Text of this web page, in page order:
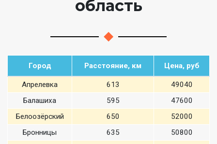
область
Город Расстояние, км Цена, руб
Апрелевка 613
49040
Балашиха
595
47600
Белоозёрский
650
52000
Бронницы
635
50800